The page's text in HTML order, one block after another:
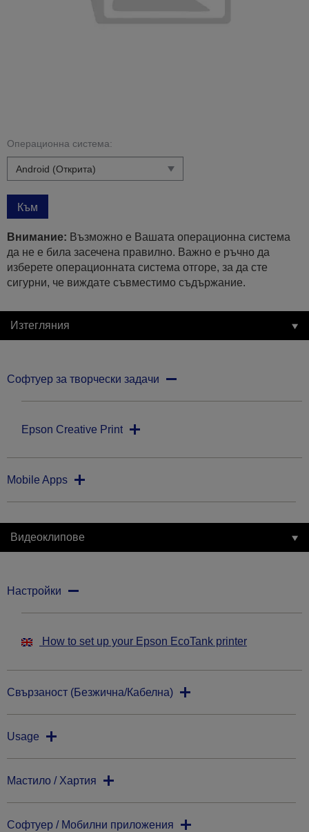
Операционна система:
Към
Внимание: Възможно е Вашата операционна система
да не е била засечена правилно. Важно е ръчно да
изберете операционната система отгоре, за да сте
сигурни, че виждате съвместимо съдържание.
Изтегляния
Софтуер за творчески задачи
Epson Creative Print
Mobile Apps
Видеоклипове
Настройки
How to set up your Epson EcoTank printer
Свързаност (Безжична/Кабелна)
Usage
Мастило / Хартия
Софтуер / Мобилни приложения